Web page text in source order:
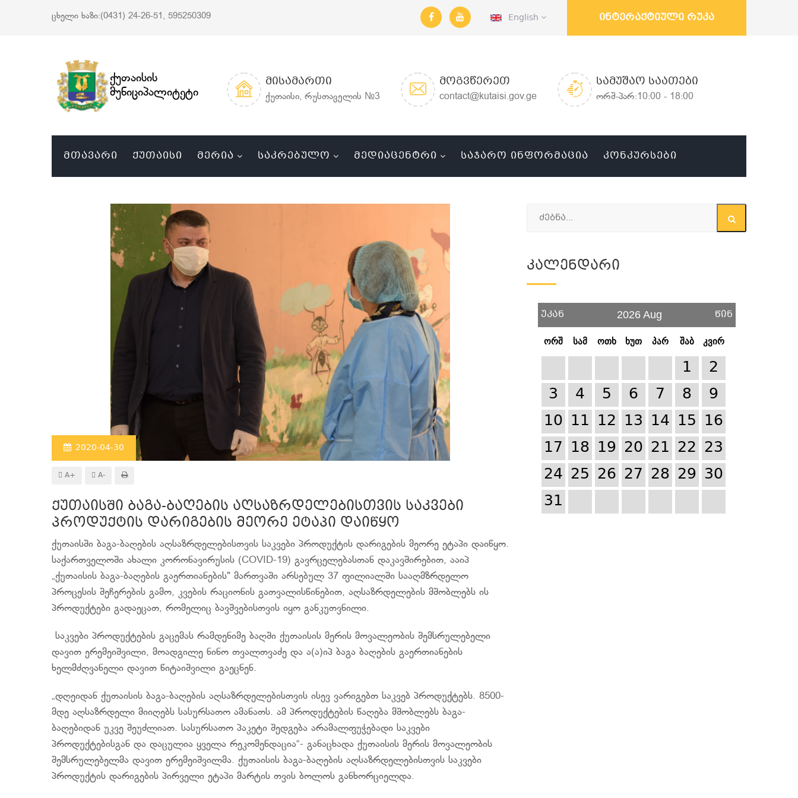
ცხელი ხაზი:(0431) 24-26-51, 595250309 English ინტერაქტიული რუკა
ქუთაისის
მუნიციპალიტეტი
ᲛᲘᲡᲐᲛᲐᲠᲗᲘ
ქუთაისი, რუსთაველის №3
ᲛᲝᲒᲕᲬᲔᲠᲔᲗ
contact@kutaisi.gov.ge
ᲡᲐᲛᲣᲨᲐᲝ ᲡᲐᲐᲗᲔᲑᲘ
ორშ-პარ:10:00 - 18:00
ᲛᲗᲐᲕᲐᲠᲘ ᲥᲣᲗᲐᲘᲡᲘ ᲛᲔᲠᲘᲐ ᲡᲐᲙᲠᲔᲑᲣᲚᲝ ᲛᲔᲓᲘᲐᲪᲔᲜᲢᲠᲘ ᲡᲐᲯᲐᲠᲝ ᲘᲜᲤᲝᲠᲛᲐᲪᲘᲐ ᲙᲝᲜᲙᲣᲠᲡᲔᲑᲘ
2020-04-30
A+ A-
ქუთაისში ბაგა-ბაღების აღსაზრდელებისთვის საკვები
პროდუქტის დარიგების მეორე ეტაპი დაიწყო
ქუთაისში ბაგა-ბაღების აღსაზრდელებისთვის საკვები პროდუქტის დარიგების მეორე ეტაპი დაიწყო.
საქართველოში ახალი კორონავირუსის (COVID-19) გავრცელებასთან დაკავშირებით, ააიპ
„ქუთაისის ბაგა-ბაღების გაერთიანების" მართვაში არსებულ 37 ფილიალში სააღმზრდელო
პროცესის შეჩერების გამო, კვების რაციონის გათვალისწინებით, აღსაზრდელების მშობლებს ის
პროდუქტები გადაეცათ, რომელიც ბავშვებისთვის იყო განკუთვნილი.
საკვები პროდუქტების გაცემას რამდენიმე ბაღში ქუთაისის მერის მოვალეობის შემსრულებელი
დავით ერემეიშვილი, მოადგილე ნინო თვალთვაძე და ა(ა)იპ ბაგა ბაღების გაერთიანების
ხელმძღვანელი დავით წიტაიშვილი გაეცნენ.
„დღეიდან ქუთაისის ბაგა-ბაღების აღსაზრდელებისთვის ისევ ვარიგებთ საკვებ პროდუქტებს. 8500-
მდე აღსაზრდელი მიიღებს სასურსათო ამანათს. ამ პროდუქტების წაღება მშობლებს ბაგა-
ბაღებიდან უკვე შეუძლიათ. სასურსათო პაკეტი შედგება არამალფუჭებადი საკვები
პროდუქტებისგან და დაცულია ყველა რეკომენდაცია“- განაცხადა ქუთაისის მერის მოვალეობის
შემსრულებელმა დავით ერემეიშვილმა. ქუთაისის ბაგა-ბაღების აღსაზრდელებისთვის საკვები
პროდუქტის დარიგების პირველი ეტაპი მარტის თვის ბოლოს განხორციელდა.
Კალენდარი
უკან 2026 Aug წინ
ორშ სამ ოთხ ხუთ პარ შაბ კვირ
1
2
3
4 5 6 7 8
9
10 11 12 13 14 15 16
17 18 19 20 21 22 23
24 25 26 27 28 29 30
31